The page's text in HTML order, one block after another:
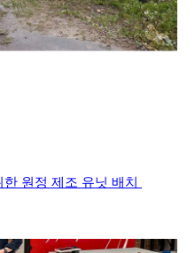
원정 제조 유닛 배치